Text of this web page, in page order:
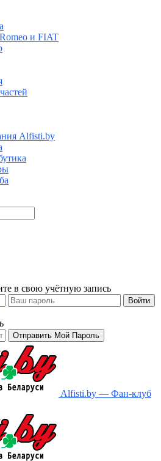
и FIAT
Alfisti.by
в свою учётную запись
Alfisti.by — Фан-клуб